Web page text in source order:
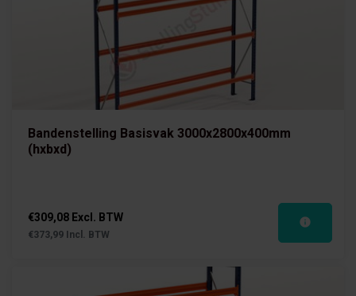
Bandenstelling Basisvak 3000x2800x400mm
(hxbxd)
€309,08 Excl. BTW
€373,99 Incl. BTW